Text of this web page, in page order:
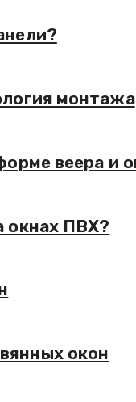
монтажа
веера
окнах ПВХ?
окон